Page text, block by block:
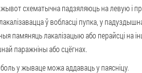
схематычна падзяляюць на левую і
ў вобласці пупка, у
памяняць лакалізацыю або перайсці на
паражніны або сцёгнах.
у жываце можа аддаваць у паясніцу.